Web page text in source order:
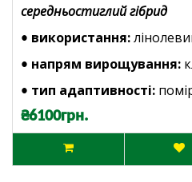
середньостиглий гібрид
• використання:
• напрям вирощування:
• тип адаптивності:
₴6100грн.